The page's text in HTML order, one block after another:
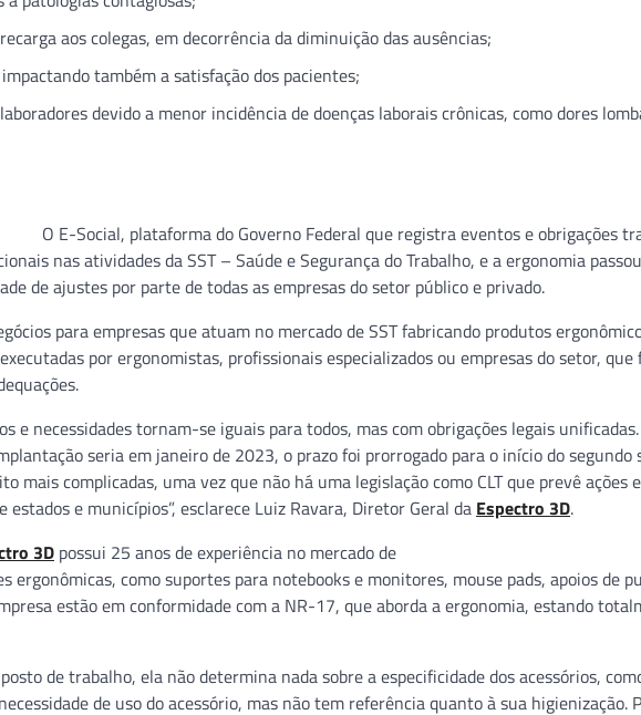
aos colegas, em decorrência da diminuição das ausências;
também a satisfação dos pacientes;
devido a menor incidência de doenças laborais crônicas, como dores
O E-Social, plataforma do Governo Federal que registra eventos e obrigações
nas atividades da SST – Saúde e Segurança do Trabalho, e a ergonomia
de ajustes por parte de todas as empresas do setor público e privado.
para empresas que atuam no mercado de SST fabricando produtos
por ergonomistas, profissionais especializados ou empresas do setor, que
e necessidades tornam-se iguais para todos, mas com obrigações legais
seria em janeiro de 2023, o prazo foi prorrogado para o início do segundo
mais complicadas, uma vez que não há uma legislação como CLT que prevê ações
e municípios”, esclarece Luiz Ravara, Diretor Geral da Espectro 3D.
3D possui 25 anos de experiência no mercado de
ergonômicas, como suportes para notebooks e monitores, mouse pads, apoios de
estão em conformidade com a NR-17, que aborda a ergonomia, estando
de trabalho, ela não determina nada sobre a especificidade dos acessórios,
de uso do acessório, mas não tem referência quanto à sua higienização.